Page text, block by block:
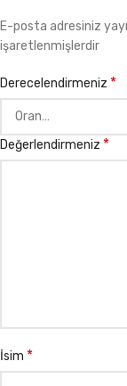
E-posta adresiniz
işaretlenmişlerdir
Derecelendirmeniz *
Değerlendirmeniz *
İsim *